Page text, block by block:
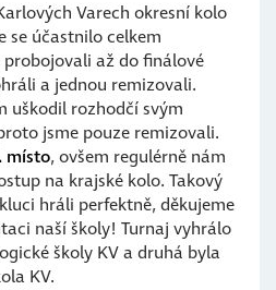
Varech okresní kolo
se účastnilo celkem
probojovali až do finálové
a jednou remizovali.
uškodil rozhodčí svým
jsme pouze remizovali.
místo, ovšem regulérně nám
na krajské kolo. Takový
hráli perfektně, děkujeme
naší školy! Turnaj vyhrálo
školy KV a druhá byla
KV.